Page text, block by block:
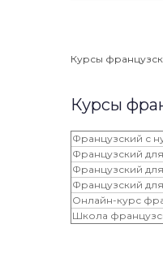
Курсы
Курсы
Французский с
Французский
Французский
Французский
Онлайн-курс
Школа